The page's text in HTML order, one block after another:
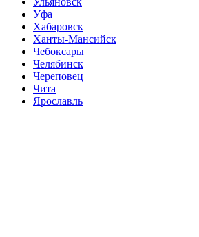
Уфа
Хабаровск
Ханты-Мансийск
Чебоксары
Челябинск
Череповец
Чита
Ярославль